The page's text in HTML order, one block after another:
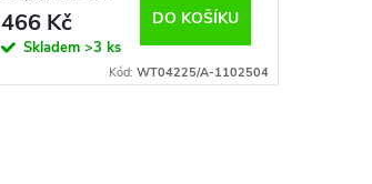
466 Kč
Skladem >3 ks
DO KOŠÍKU
Kód: WT04225/A-1102504